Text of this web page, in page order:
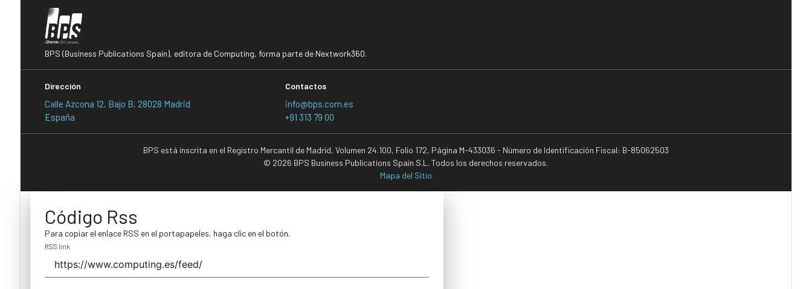
BPS (Business Publications Spain), editora de Computing, forma parte de Nextwork360.
Dirección
Calle Azcona 12, Bajo B, 28028 Madrid
España
Contactos
info@bps.com.es
+91 313 79 00
BPS está inscrita en el Registro Mercantil de Madrid, Volumen 24.100, Folio 172, Página M-433036 - Número de Identificación Fiscal: B-85062503
© 2026 BPS Business Publications Spain S.L. Todos los derechos reservados.
Mapa del Sitio
Código Rss
Para copiar el enlace RSS en el portapapeles, haga clic en el botón.
RSS link